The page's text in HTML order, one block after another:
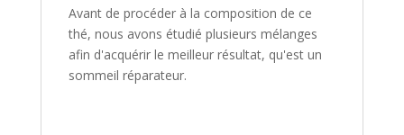
Avant de procéder à la composition de ce
thé, nous avons étudié plusieurs mélanges
afin d'acquérir le meilleur résultat, qu'est un
sommeil réparateur.